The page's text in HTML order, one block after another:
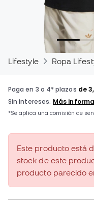
Lifestyle Ropa
Este producto está
stock de este
producto parecido